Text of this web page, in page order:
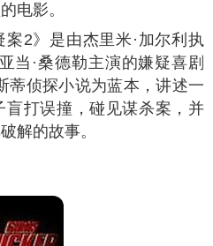
电影。
2》是由杰里米·加尔利执
当·桑德勒主演的嫌疑喜剧
蒂侦探小说为蓝本，讲述一
打误撞，碰见谋杀案，并
解的故事。